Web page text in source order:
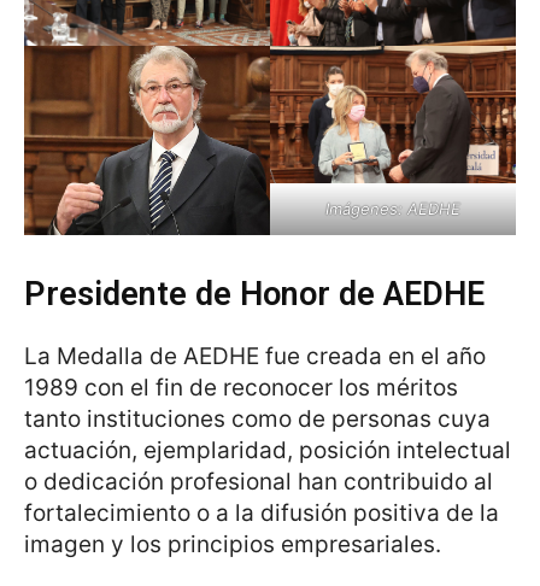
Imágenes: AEDHE
Presidente de Honor de AEDHE
La Medalla de AEDHE fue creada en el año
1989 con el fin de reconocer los méritos
tanto instituciones como de personas cuya
actuación, ejemplaridad, posición intelectual
o dedicación profesional han contribuido al
fortalecimiento o a la difusión positiva de la
imagen y los principios empresariales.